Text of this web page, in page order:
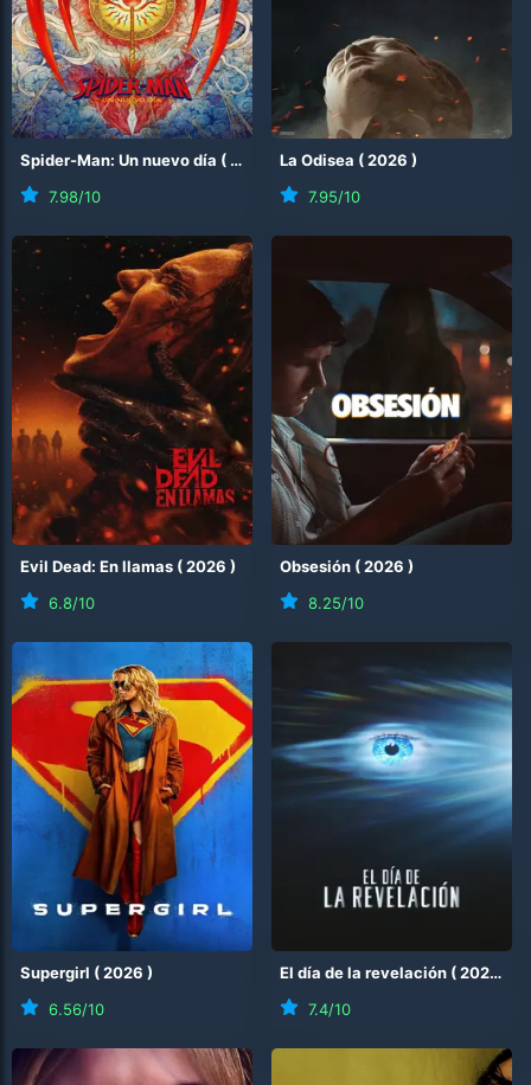
Spider-Man: Un nuevo día ( 2026
7.98/10
La Odisea (2026 )
7.95/10
Evil Dead: En llamas (2026 )
6.8/10
Obsesión (2026 )
8.25/10
Supergirl (2026 )
6.56/10
El día de la revelación (2026 )
7.4/10